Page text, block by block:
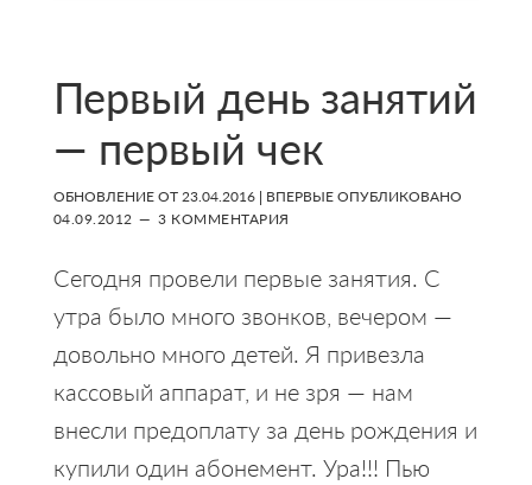
Первый день занятий
— первый чек
ОБНОВЛЕНИЕ ОТ23.04.2016| ВПЕРВЫЕ ОПУБЛИКОВАНО
04.09.2012
3 КОММЕНТАРИЯ
Сегодня провели первые занятия. С
утра было много звонков, вечером —
довольно много детей. Я привезла
кассовый аппарат, и не зря — нам
внесли предоплату за день рождения и
купили один абонемент. Ура!!! Пью